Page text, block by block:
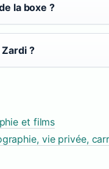
la boxe ?
?
et films
vie privée,